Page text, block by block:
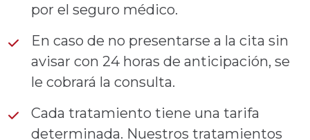
por el seguro médico.
En caso de no presentarse a la cita sin
avisar con 24 horas de anticipación, se
le cobrará la consulta.
Cada tratamiento tiene una tarifa
determinada. Nuestros tratamientos